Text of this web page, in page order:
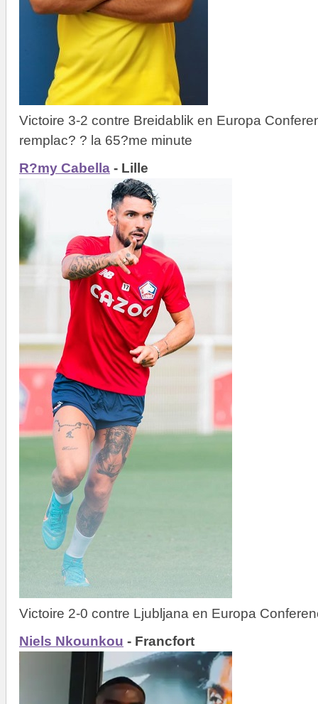
Victoire 3-2 contre Breidablik en Europa
remplac? ? la 65?me minute
R?my Cabella - Lille
Victoire 2-0 contre Ljubljana en Europa
Niels Nkounkou - Francfort